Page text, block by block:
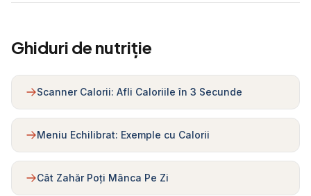
Ghiduri de nutriție
Scanner Calorii: Afli Caloriile în 3 Secunde
Meniu Echilibrat: Exemple cu Calorii
Cât Zahăr Poți Mânca Pe Zi